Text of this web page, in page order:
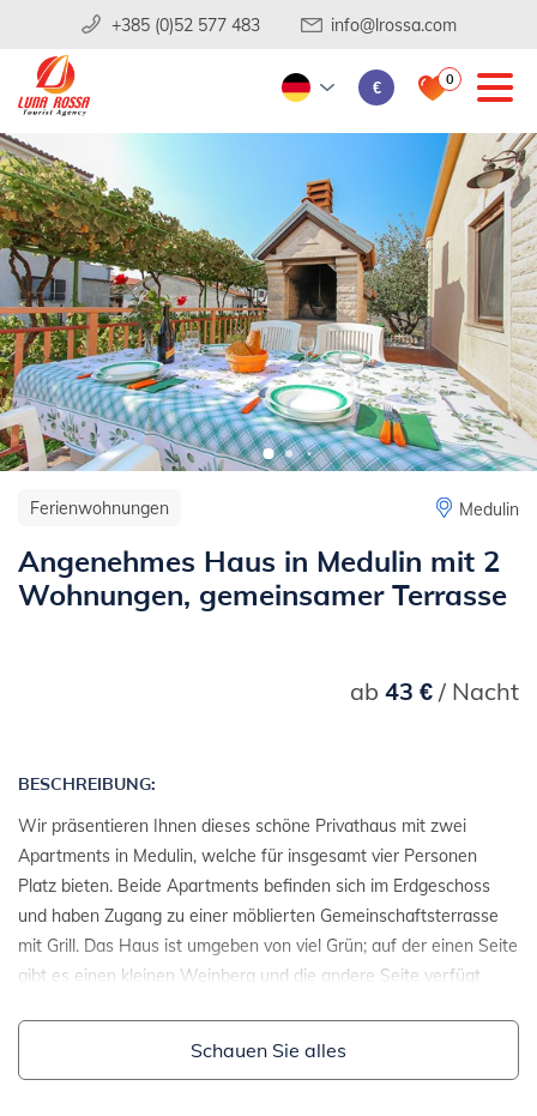
+385 (0)52 577 483 info@lrossa.com
€ 0
Ferienwohnungen Medulin
Angenehmes Haus in Medulin mit 2
Wohnungen, gemeinsamer Terrasse
ab 43 €/ Nacht
BESCHREIBUNG:
Wir präsentieren Ihnen dieses schöne Privathaus mit zwei
Apartments in Medulin, welche für insgesamt vier Personen
Platz bieten. Beide Apartments befinden sich im Erdgeschoss
und haben Zugang zu einer möblierten Gemeinschaftsterrasse
mit Grill. Das Haus ist umgeben von viel Grün; auf der einen Seite
gibt es einen kleinen Weinberg und die andere Seite verfügt
von frischer Luft, in einer wunderschönen Umgebung in der Nähe
Schauen Sie alles